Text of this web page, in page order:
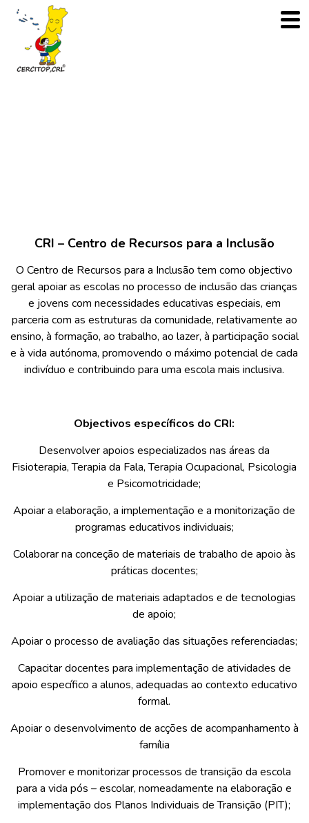
CRI – Centro de Recursos para a Inclusão
O Centro de Recursos para a Inclusão tem como objectivo
geral apoiar as escolas no processo de inclusão das crianças
e jovens com necessidades educativas especiais, em
parceria com as estruturas da comunidade, relativamente ao
ensino, à formação, ao trabalho, ao lazer, à participação social
e à vida autónoma, promovendo o máximo potencial de cada
indivíduo e contribuindo para uma escola mais inclusiva.
Objectivos específicos do CRI:
Desenvolver apoios especializados nas áreas da
Fisioterapia, Terapia da Fala, Terapia Ocupacional, Psicologia
e Psicomotricidade;
Apoiar a elaboração, a implementação e a monitorização de
programas educativos individuais;
Colaborar na conceção de materiais de trabalho de apoio às
práticas docentes;
Apoiar a utilização de materiais adaptados e de tecnologias
de apoio;
Apoiar o processo de avaliação das situações referenciadas;
Capacitar docentes para implementação de atividades de
apoio específico a alunos, adequadas ao contexto educativo
formal.
Apoiar o desenvolvimento de acções de acompanhamento à
família
Promover e monitorizar processos de transição da escola
para a vida pós – escolar, nomeadamente na elaboração e
implementação dos Planos Individuais de Transição (PIT);